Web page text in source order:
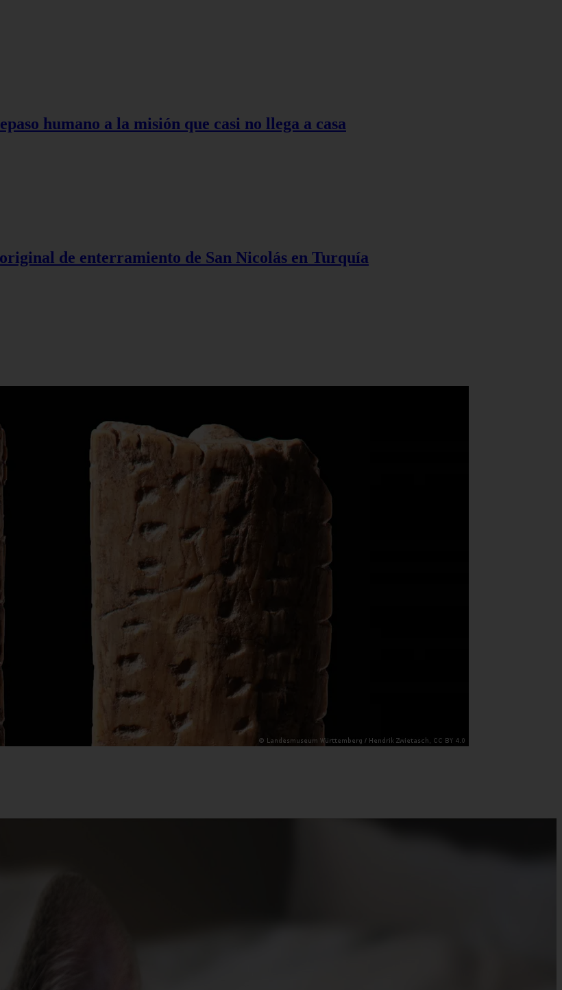
humano a la misión que casi no llega a casa
de enterramiento de San Nicolás en Turquía